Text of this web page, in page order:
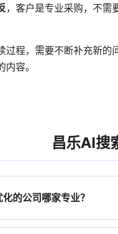
，客户是专业采购，不需
程，需要不断补充新的
容。
昌乐AI搜
的公司哪家专业？
易云GEO）从事生成式